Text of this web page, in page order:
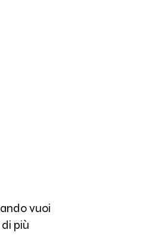
vuoi
più